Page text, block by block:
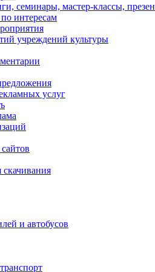
семинары, мастер-классы,
интересам
учреждений культуры
услуг
и автобусов